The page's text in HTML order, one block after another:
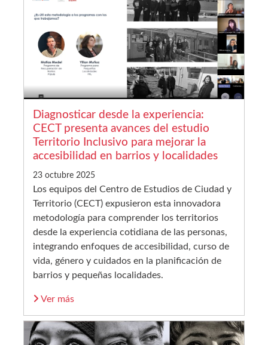
Diagnosticar desde la experiencia:
CECT presenta avances del estudio
Territorio Inclusivo para mejorar la
accesibilidad en barrios y localidades
23 octubre 2025
Los equipos del Centro de Estudios de Ciudad y
Territorio (CECT) expusieron esta innovadora
metodología para comprender los territorios
desde la experiencia cotidiana de las personas,
integrando enfoques de accesibilidad, curso de
vida, género y cuidados en la planificación de
barrios y pequeñas localidades.
Ver más